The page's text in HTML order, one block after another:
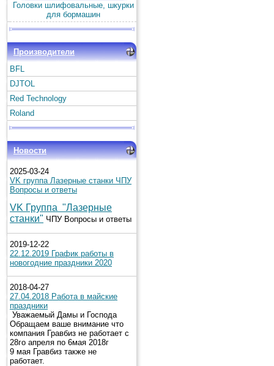
Головки шлифовальные, шкурки
для бормашин
Производители
BFL
DJTOL
Red Technology
Roland
Новости
2025-03-24
VK группа Лазерные станки ЧПУ
Вопросы и ответы
VK Группа "Лазерные
станки" ЧПУ Вопросы и ответы
2019-12-22
22.12.2019 График работы в
новогодние праздники 2020
2018-04-27
27.04.2018 Работа в майские
праздники
Уважаемый Дамы и Господа
Обращаем ваше внимание что
компания Гравбиз не работает с
28го апреля по 6мая 2018г
9 мая Гравбиз также не
работает.